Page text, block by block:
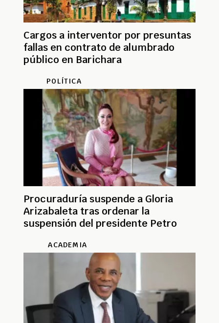
Cargos a interventor por presuntas
fallas en contrato de alumbrado
público en Barichara
POLÍTICA
Procuraduría suspende a Gloria
Arizabaleta tras ordenar la
suspensión del presidente Petro
ACADEMIA